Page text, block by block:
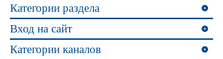
Категории раздела
Вход на сайт
Категории каналов